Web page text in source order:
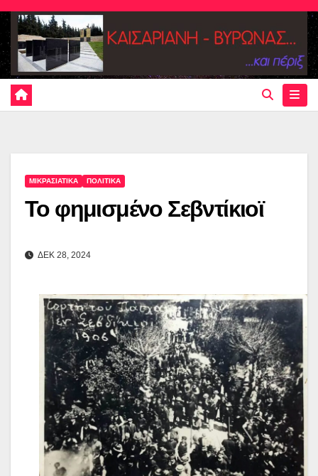
Skip
content
ΜΙΚΡΑΣΙΑΤΙΚΑ ΠΟΛΙΤΙΚΑ
Το φημισμένο Σεβντίκιοϊ
ΔΕΚ 28, 2024